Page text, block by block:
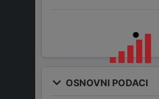
OSNOVNI PODACI